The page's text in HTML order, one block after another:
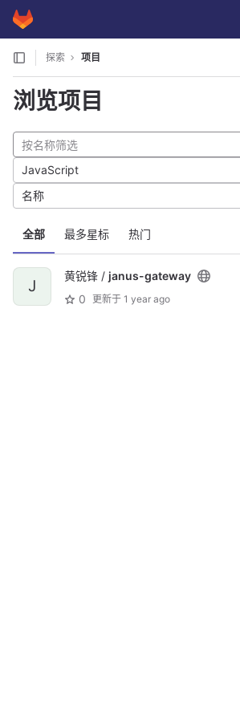
Skip to content
GitLab
探索 项目
浏览项目
全部 最多星标 热门
JavaScript
名称
J
黄锐锋 / janus-gateway
0 更新于 1 year ago